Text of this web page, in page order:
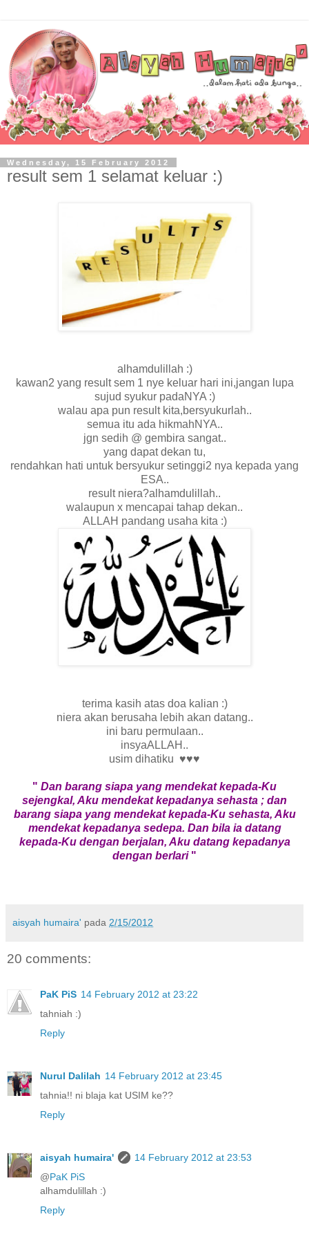
Wednesday, 15 February 2012
result sem 1 selamat keluar :)
alhamdulillah :)
kawan2 yang result sem 1 nye keluar hari ini,jangan lupa
sujud syukur padaNYA :)
walau apa pun result kita,bersyukurlah..
semua itu ada hikmahNYA..
jgn sedih @ gembira sangat..
yang dapat dekan tu,
rendahkan hati untuk bersyukur setinggi2 nya kepada yang
ESA..
result niera?alhamdulillah..
walaupun x mencapai tahap dekan..
ALLAH pandang usaha kita :)
terima kasih atas doa kalian :)
niera akan berusaha lebih akan datang..
ini baru permulaan..
insyaALLAH..
usim dihatiku ♥♥♥
" Dan barang siapa yang mendekat kepada-Ku
sejengkal, Aku mendekat kepadanya sehasta ; dan
barang siapa yang mendekat kepada-Ku sehasta, Aku
mendekat kepadanya sedepa. Dan bila ia datang
kepada-Ku dengan berjalan, Aku datang kepadanya
dengan berlari "
aisyah humaira' pada 2/15/2012
20 comments:
PaK PiS 14 February 2012 at 23:22
tahniah :)
Reply
Nurul Dalilah 14 February 2012 at 23:45
tahnia!! ni blaja kat USIM ke??
Reply
aisyah humaira'
14 February 2012 at 23:53
@PaK PiS
alhamdulillah :)
Reply